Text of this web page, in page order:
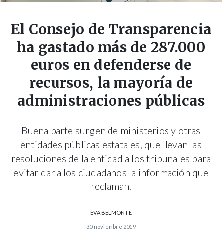
El Consejo de Transparencia
ha gastado más de 287.000
euros en defenderse de
recursos, la mayoría de
administraciones públicas
Buena parte surgen de ministerios y otras
entidades públicas estatales, que llevan las
resoluciones de la entidad a los tribunales para
evitar dar a los ciudadanos la información que
reclaman.
EVA BELMONTE
30 noviembre 2019